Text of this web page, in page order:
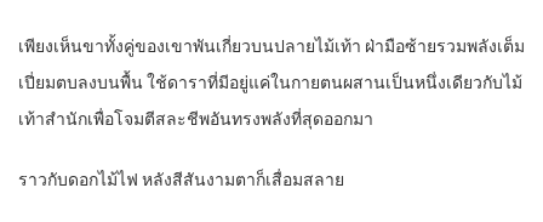
เพียงเห็นขาทั้งคู่ของเขาพันเกี่ยวบนปลายไม้เท้า ฝ่ามือซ้ายรวมพลังเต็ม
เปี่ยมตบลงบนพื้น ใช้ดาราที่มีอยู่แค่ในกายตนผสานเป็นหนึ่งเดียวกับไม้
เท้าสำนักเพื่อโจมตีสละชีพอันทรงพลังที่สุดออกมา
ราวกับดอกไม้ไฟ หลังสีสันงามตาก็เสื่อมสลาย